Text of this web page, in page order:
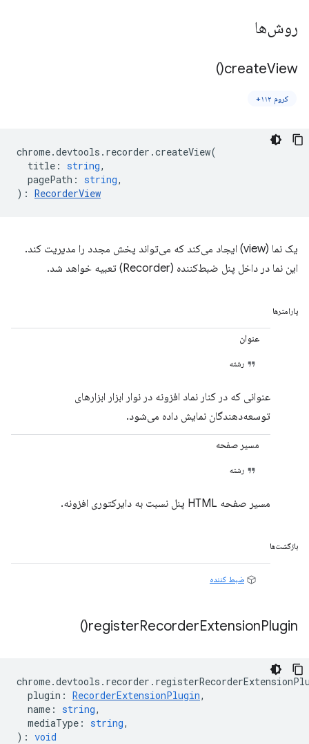
روش‌ها
createView(
)
کروم ۱۱۲+
chrome.devtools . recorder .createView(
title : string,
pagePath : string,
) : RecorderView
یک نما (view) ایجاد می‌کند که می‌تواند پخش مجدد را مدیریت کند.
این نما در داخل پنل ضبط‌کننده (Recorder) تعبیه خواهد شد.
پارامترها
عنوان
رشته
عنوانی که در کنار نماد افزونه در نوار ابزار ابزارهای
توسعه‌دهندگان نمایش داده می‌شود.
مسیر صفحه
رشته
مسیر صفحه HTML پنل نسبت به دایرکتوری افزونه.
بازگشت‌ها
ضبط کننده
registerRecorderExtensionPlugin(
)
chrome.devtools . recorder .
plugin : RecorderExtensionPlugin,
name : string,
mediaType : string,
) : void